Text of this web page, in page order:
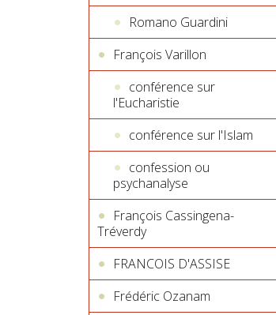
Romano Guardini
François Varillon
conférence sur
l'Eucharistie
conférence sur l'Islam
confession ou
psychanalyse
François Cassingena-
Tréverdy
FRANCOIS D'ASSISE
Frédéric Ozanam